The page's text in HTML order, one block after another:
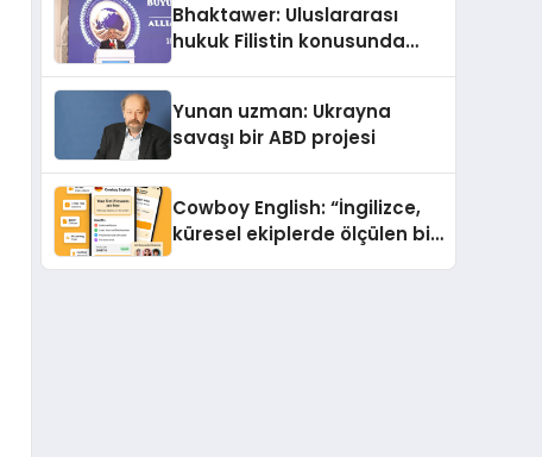
Sindirildiğini Ortaya Koydu
Bhaktawer: Uluslararası
hukuk Filistin konusunda
Yunan uzman: Ukrayna
savaşı bir ABD projesi
Cowboy English: “İngilizce,
küresel ekiplerde ölçülen bir